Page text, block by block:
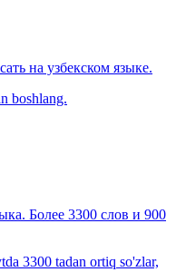
на узбекском языке.
boshlang.
Более 3300 слов и 900
3300 tadan ortiq so'zlar,